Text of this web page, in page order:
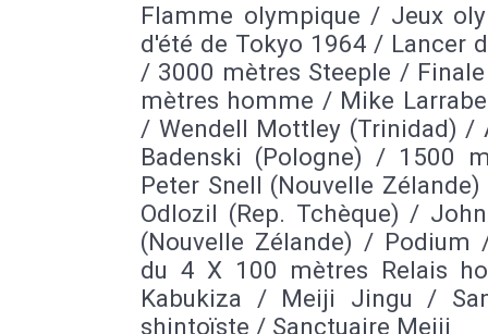
Flamme olympique / Jeux
d'été de Tokyo 1964 / Lancer
/ 3000 mètres Steeple /
mètres homme / Mike
/ Wendell Mottley (Trinidad) /
Badenski (Pologne) / 1500
Peter Snell (Nouvelle
Odlozil (Rep. Tchèque) /
(Nouvelle Zélande) / Podium
du 4 X 100 mètres Relais
Kabukiza / Meiji Jingu /
shintoïste / Sanctuaire Meiji